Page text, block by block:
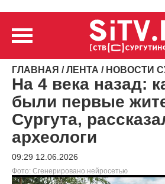
ГЛАВНАЯ /ЛЕНТА / НОВОСТИ
На 4 века назад:
были первые
Сургута,
археологи
09:29 12.06.2026
Фото: Сгенерировано нейросетью
Видеоплеер